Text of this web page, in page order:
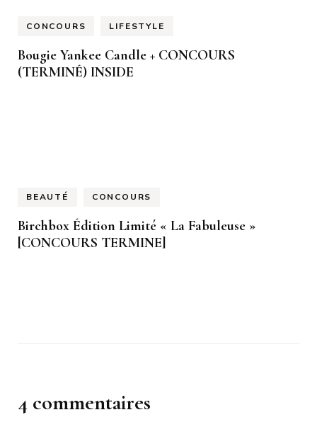
CONCOURS LIFESTYLE
Bougie Yankee Candle + CONCOURS
(TERMINÉ) INSIDE
BEAUTÉ CONCOURS
Birchbox Édition Limité « La Fabuleuse »
[CONCOURS TERMINE]
4 commentaires